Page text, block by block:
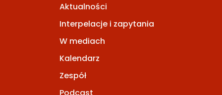
Aktualności
Interpelacje i zapytania
W mediach
Kalendarz
Zespół